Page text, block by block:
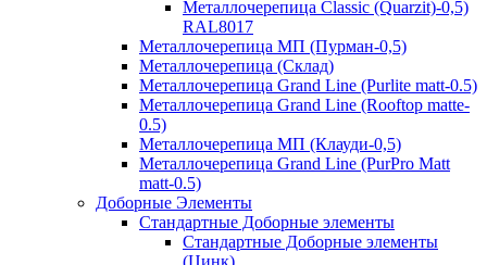
Металлочерепица Classic (Quarzit)-0,5)
RAL8017
Металлочерепица МП (Пурман-0,5)
Металлочерепица (Склад)
Металлочерепица Grand Line (Purlite matt-0.5)
Металлочерепица Grand Line (Rooftop matte-
0.5)
Металлочерепица МП (Клауди-0,5)
Металлочерепица Grand Line (PurPro Matt
matt-0.5)
Доборные Элементы
Стандартные Доборные элементы
Стандартные Доборные элементы
(Цинк)